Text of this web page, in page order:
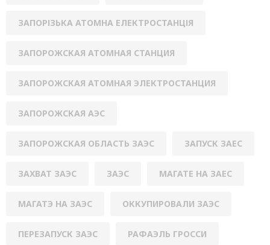
ЗАПОРІЗЬКА АТОМНА ЕЛЕКТРОСТАНЦІЯ
ЗАПОРОЖСКАЯ АТОМНАЯ СТАНЦИЯ
ЗАПОРОЖСКАЯ АТОМНАЯ ЭЛЕКТРОСТАНЦИЯ
ЗАПОРОЖСКАЯ АЭС
ЗАПОРОЖСКАЯ ОБЛАСТЬ ЗАЭС ЗАПУСК ЗАЕС
ЗАХВАТ ЗАЭС ЗАЭС МАГАТЕ НА ЗАЕС
МАГАТЭ НА ЗАЭС ОККУПИРОВАЛИ ЗАЭС
ПЕРЕЗАПУСК ЗАЭС РАФАЭЛЬ ГРОССИ